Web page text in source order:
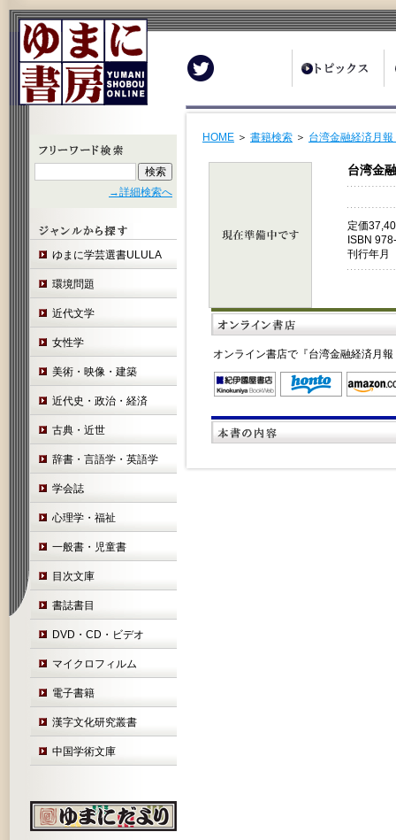
→詳細検索へ
ゆまに学芸選書ULULA
環境問題
近代文学
女性学
美術・映像・建築
近代史・政治・経済
古典・近世
辞書・言語学・英語学
学会誌
心理学・福祉
一般書・児童書
目次文庫
書誌書目
DVD・CD・ビデオ
マイクロフィルム
電子書籍
漢字文化研究叢書
中国学術文庫
HOME ＞ 書籍検索 ＞ 台湾金融経済月
台湾金
定価
ISBN
刊行年
オンライン書店で『台湾金融経済